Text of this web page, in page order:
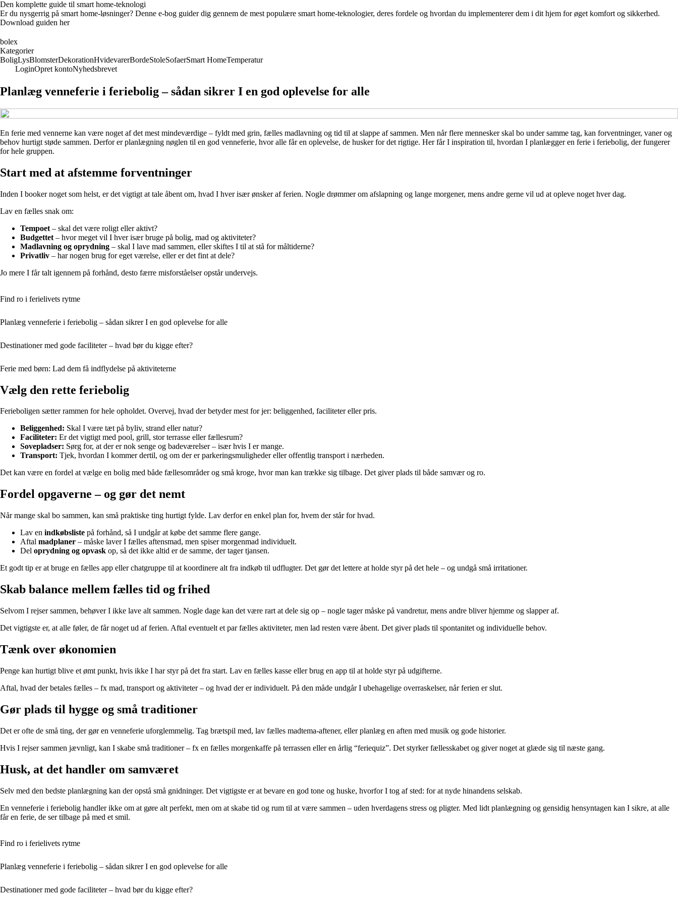
Den komplette guide til smart home-teknologi
Er du nysgerrig på smart home-løsninger? Denne e-bog guider dig gennem de mest populære smart home-teknologier, deres fordele og hvordan du implementerer dem i dit hjem for øget komfort og sikkerhed.
Download guiden her
bolex
Kategorier
BoligLysBlomsterDekorationHvidevarerBordeStoleSofaerSmart HomeTemperatur
LoginOpret kontoNyhedsbrevet
Planlæg venneferie i feriebolig – sådan sikrer I en god oplevelse for alle
En ferie med vennerne kan være noget af det mest mindeværdige – fyldt med grin, fælles madlavning og tid til at slappe af sammen. Men når flere mennesker skal bo under samme tag, kan forventninger, vaner og
behov hurtigt støde sammen. Derfor er planlægning nøglen til en god venneferie, hvor alle får en oplevelse, de husker for det rigtige. Her får I inspiration til, hvordan I planlægger en ferie i feriebolig, der fungerer
for hele gruppen.
Start med at afstemme forventninger
Inden I booker noget som helst, er det vigtigt at tale åbent om, hvad I hver især ønsker af ferien. Nogle drømmer om afslapning og lange morgener, mens andre gerne vil ud at opleve noget hver dag.
Lav en fælles snak om:
Tempoet – skal det være roligt eller aktivt?
Budgettet – hvor meget vil I hver især bruge på bolig, mad og aktiviteter?
Madlavning og oprydning – skal I lave mad sammen, eller skiftes I til at stå for måltiderne?
Privatliv – har nogen brug for eget værelse, eller er det fint at dele?
Jo mere I får talt igennem på forhånd, desto færre misforståelser opstår undervejs.
Find ro i ferielivets rytme
Planlæg venneferie i feriebolig – sådan sikrer I en god oplevelse for alle
Destinationer med gode faciliteter – hvad bør du kigge efter?
Ferie med børn: Lad dem få indflydelse på aktiviteterne
Vælg den rette feriebolig
Ferieboligen sætter rammen for hele opholdet. Overvej, hvad der betyder mest for jer: beliggenhed, faciliteter eller pris.
Beliggenhed: Skal I være tæt på byliv, strand eller natur?
Faciliteter: Er det vigtigt med pool, grill, stor terrasse eller fællesrum?
Sovepladser: Sørg for, at der er nok senge og badeværelser – især hvis I er mange.
Transport: Tjek, hvordan I kommer dertil, og om der er parkeringsmuligheder eller offentlig transport i nærheden.
Det kan være en fordel at vælge en bolig med både fællesområder og små kroge, hvor man kan trække sig tilbage. Det giver plads til både samvær og ro.
Fordel opgaverne – og gør det nemt
Når mange skal bo sammen, kan små praktiske ting hurtigt fylde. Lav derfor en enkel plan for, hvem der står for hvad.
Lav en indkøbsliste på forhånd, så I undgår at købe det samme flere gange.
Aftal madplaner – måske laver I fælles aftensmad, men spiser morgenmad individuelt.
Del oprydning og opvask op, så det ikke altid er de samme, der tager tjansen.
Et godt tip er at bruge en fælles app eller chatgruppe til at koordinere alt fra indkøb til udflugter. Det gør det lettere at holde styr på det hele – og undgå små irritationer.
Skab balance mellem fælles tid og frihed
Selvom I rejser sammen, behøver I ikke lave alt sammen. Nogle dage kan det være rart at dele sig op – nogle tager måske på vandretur, mens andre bliver hjemme og slapper af.
Det vigtigste er, at alle føler, de får noget ud af ferien. Aftal eventuelt et par fælles aktiviteter, men lad resten være åbent. Det giver plads til spontanitet og individuelle behov.
Tænk over økonomien
Penge kan hurtigt blive et ømt punkt, hvis ikke I har styr på det fra start. Lav en fælles kasse eller brug en app til at holde styr på udgifterne.
Aftal, hvad der betales fælles – fx mad, transport og aktiviteter – og hvad der er individuelt. På den måde undgår I ubehagelige overraskelser, når ferien er slut.
Gør plads til hygge og små traditioner
Det er ofte de små ting, der gør en venneferie uforglemmelig. Tag brætspil med, lav fælles madtema-aftener, eller planlæg en aften med musik og gode historier.
Hvis I rejser sammen jævnligt, kan I skabe små traditioner – fx en fælles morgenkaffe på terrassen eller en årlig “feriequiz”. Det styrker fællesskabet og giver noget at glæde sig til næste gang.
Husk, at det handler om samværet
Selv med den bedste planlægning kan der opstå små gnidninger. Det vigtigste er at bevare en god tone og huske, hvorfor I tog af sted: for at nyde hinandens selskab.
En venneferie i feriebolig handler ikke om at gøre alt perfekt, men om at skabe tid og rum til at være sammen – uden hverdagens stress og pligter. Med lidt planlægning og gensidig hensyntagen kan I sikre, at alle
får en ferie, de ser tilbage på med et smil.
Find ro i ferielivets rytme
Planlæg venneferie i feriebolig – sådan sikrer I en god oplevelse for alle
Destinationer med gode faciliteter – hvad bør du kigge efter?